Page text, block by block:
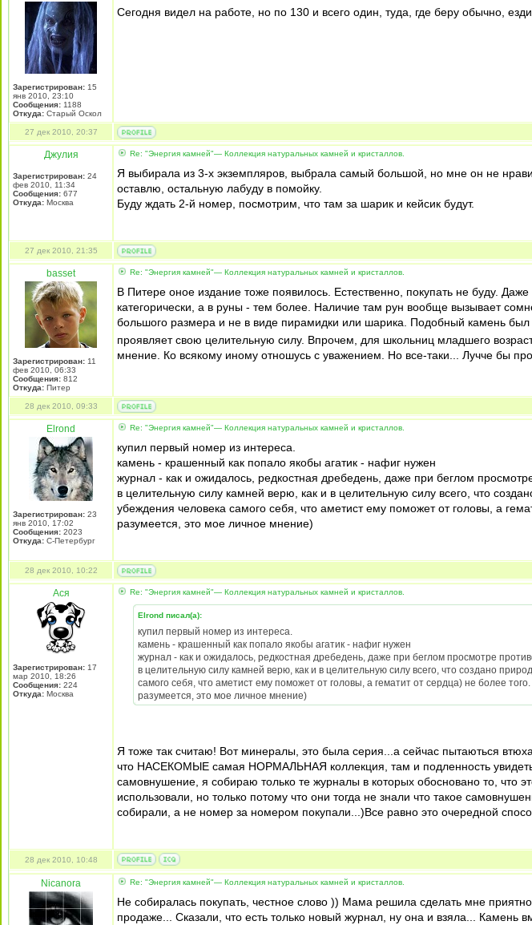
Зарегистрирован: 15
янв 2010, 23:10
Сообщения: 1188
Откуда: Старый Оскол
Сегодня видел на работе, но по 130 и всего один, туда, где беру обычно,
27 дек 2010, 20:37
Джулия
Зарегистрирован: 24
фев 2010, 11:34
Сообщения: 677
Откуда: Москва
Re: "Энергия камней"— Коллекция натуральных камней и кристаллов.
Я выбирала из 3-х экземпляров, выбрала самый большой, но мне он не
оставлю, остальную лабуду в помойку.
Буду ждать 2-й номер, посмотрим, что там за шарик и кейсик будут.
27 дек 2010, 21:35
basset
Зарегистрирован: 11
фев 2010, 06:33
Сообщения: 812
Откуда: Питер
Re: "Энергия камней"— Коллекция натуральных камней и кристаллов.
В Питере оное издание тоже появилось. Естественно, покупать не буду.
категорически, а в руны - тем более. Наличие там рун вообще вызывает
большого размера и не в виде пирамидки или шарика. Подобный камень
проявляет свою целительную силу. Впрочем, для школьниц младшего
мнение. Ко всякому иному отношусь с уважением. Но все-таки... Лучче бы
28 дек 2010, 09:33
Elrond
Зарегистрирован: 23
янв 2010, 17:02
Сообщения: 2023
Откуда: С-Петербург
Re: "Энергия камней"— Коллекция натуральных камней и кристаллов.
купил первый номер из интереса.
камень - крашенный как попало якобы агатик - нафиг нужен
журнал - как и ожидалось, редкостная дребедень, даже при беглом
в целительную силу камней верю, как и в целительную силу всего, что
убеждения человека самого себя, что аметист ему поможет от головы, а
разумеется, это мое личное мнение)
28 дек 2010, 10:22
Ася
Зарегистрирован: 17
мар 2010, 18:26
Сообщения: 224
Откуда: Москва
Re: "Энергия камней"— Коллекция натуральных камней и кристаллов.
Elrond писал(а):
купил первый номер из интереса.
камень - крашенный как попало якобы агатик - нафиг нужен
журнал - как и ожидалось, редкостная дребедень, даже при беглом просмотре
в целительную силу камней верю, как и в целительную силу всего, что создано
самого себя, что аметист ему поможет от головы, а гематит от сердца) не более
разумеется, это мое личное мнение)
Я тоже так считаю! Вот минералы, это была серия...а сейчас пытаються
что НАСЕКОМЫЕ самая НОРМАЛЬНАЯ коллекция, там и подленность
самовнушение, я собираю только те журналы в которых обосновано то, что
использовали, но только потому что они тогда не знали что такое
собирали, а не номер за номером покупали...)Все равно это очередной
28 дек 2010, 10:48
Nicanora Re: "Энергия камней"— Коллекция натуральных камней и кристаллов.
Не собиралась покупать, честное слово )) Мама решила сделать мне
продаже... Сказали, что есть только новый журнал, ну она и взяла...